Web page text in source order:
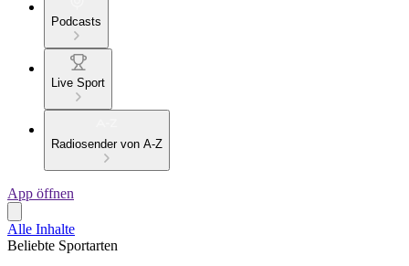
Podcasts
Live Sport
Radiosender von A-Z
App öffnen
Alle Inhalte
Beliebte Sportarten